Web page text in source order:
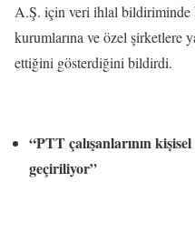
A.Ş. için veri ihlal bildiriminde
kurumlarına ve özel şirketlere
ettiğini gösterdiğini bildirdi.
“PTT çalışanlarının
geçiriliyor”